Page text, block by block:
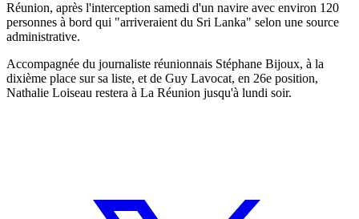
Réunion, après l'interception samedi d'un navire avec environ 120
personnes à bord qui "arriveraient du Sri Lanka" selon une source
administrative.
Accompagnée du journaliste réunionnais Stéphane Bijoux, à la
dixième place sur sa liste, et de Guy Lavocat, en 26e position,
Nathalie Loiseau restera à La Réunion jusqu'à lundi soir.